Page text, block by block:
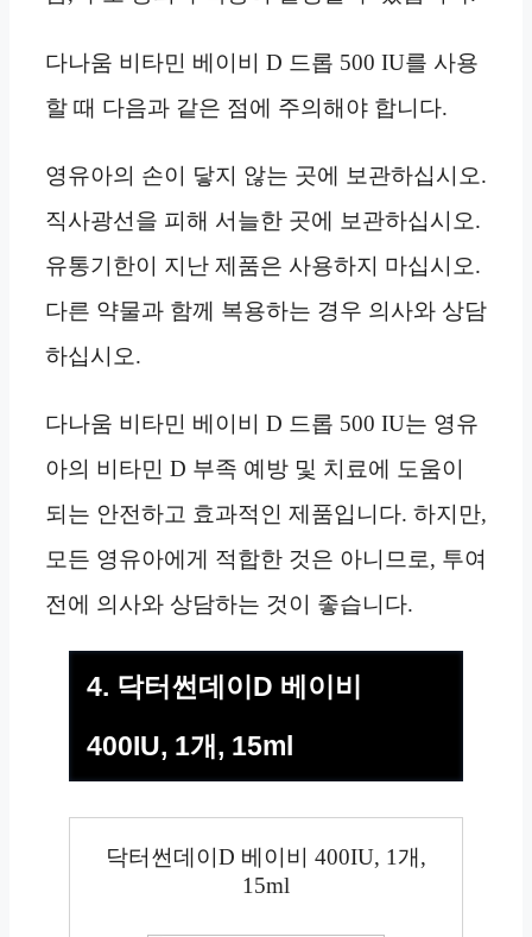
다나움 비타민 베이비 D 드롭 500 IU를 사용
할 때 다음과 같은 점에 주의해야 합니다.
영유아의 손이 닿지 않는 곳에 보관하십시오.
직사광선을 피해 서늘한 곳에 보관하십시오.
유통기한이 지난 제품은 사용하지 마십시오.
다른 약물과 함께 복용하는 경우 의사와 상담
하십시오.
다나움 비타민 베이비 D 드롭 500 IU는 영유
아의 비타민 D 부족 예방 및 치료에 도움이
되는 안전하고 효과적인 제품입니다. 하지만,
모든 영유아에게 적합한 것은 아니므로, 투여
전에 의사와 상담하는 것이 좋습니다.
4. 닥터썬데이D 베이비
400IU, 1개, 15ml
닥터썬데이D 베이비 400IU, 1개,
15ml